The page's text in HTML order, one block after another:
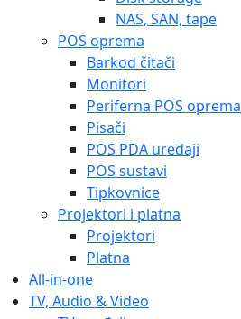
NAS, SAN, tape
POS oprema
Barkod čitači
Monitori
Periferna POS oprema
Pisači
POS PDA uređaji
POS sustavi
Tipkovnice
Projektori i platna
Projektori
Platna
All-in-one
TV, Audio & Video